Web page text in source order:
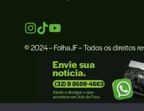
© 2024 – FolhaJF – Todos os direitos